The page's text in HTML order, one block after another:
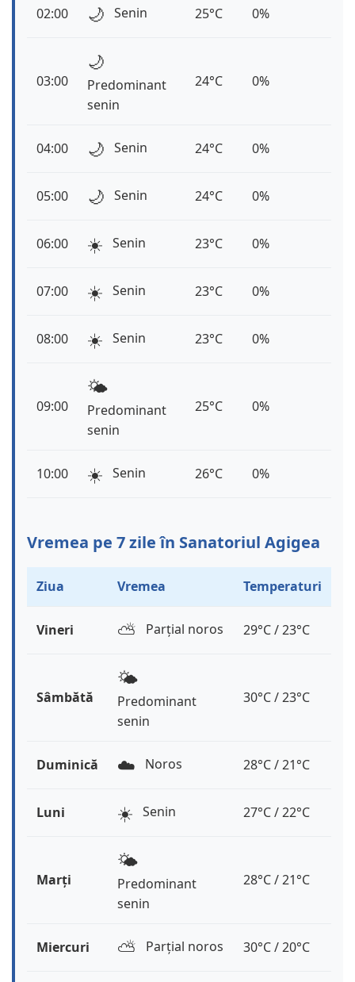
02:00 🌙 Senin 25°C 0%
03:00
🌙
Predominant
senin
24°C 0%
04:00 🌙 Senin 24°C 0%
05:00 🌙 Senin 24°C 0%
06:00 ☀️ Senin 23°C 0%
07:00 ☀️ Senin 23°C 0%
08:00 ☀️ Senin 23°C 0%
09:00
🌤️
Predominant
senin
25°C 0%
10:00 ☀️ Senin 26°C 0%
Vremea pe 7 zile în Sanatoriul Agigea
Ziua Vremea Temperaturi
Vineri ⛅️ Parțial noros 29°C / 23°C
Sâmbătă
🌤️
Predominant
senin
30°C / 23°C
Duminică ☁️ Noros 28°C / 21°C
Luni ☀️ Senin 27°C / 22°C
Marți
🌤️
Predominant
senin
28°C / 21°C
Miercuri ⛅️ Parțial noros 30°C / 20°C